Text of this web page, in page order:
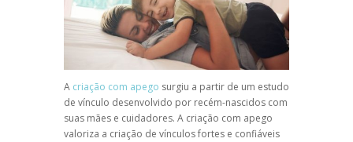
A criação com apego surgiu a partir de um estudo
de vínculo desenvolvido por recém-nascidos com
suas mães e cuidadores. A criação com apego
valoriza a criação de vínculos fortes e confiáveis